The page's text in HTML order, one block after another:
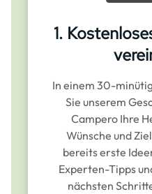
1.
In einem 30-
Sie unserem
Campero Ihre
Wünsche und
bereits erste
Experten-Tipps
nächsten